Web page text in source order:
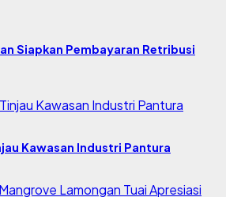
Siapkan Pembayaran Retribusi
Kawasan Industri Pantura